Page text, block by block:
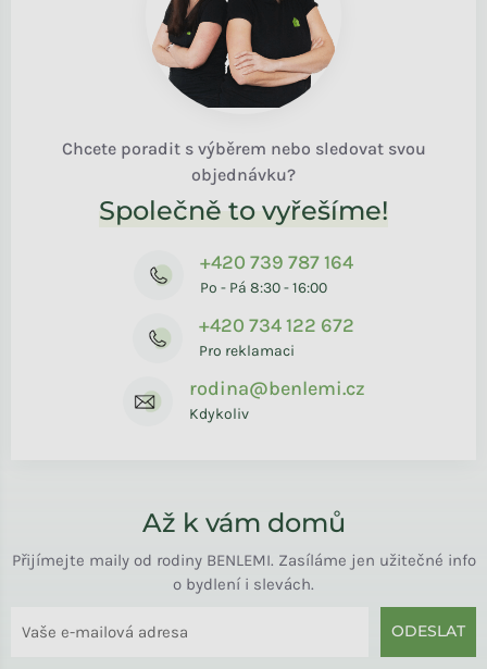
Chcete poradit s výběrem nebo sledovat svou
objednávku?
Společně to vyřešíme!
+420 739 787 164
Po - Pá 8:30 - 16:00
+420 734 122 672
Pro reklamaci
rodina@benlemi.cz
Kdykoliv
Až k vám domů
Přijímejte maily od rodiny BENLEMI. Zasíláme jen užitečné info
o bydlení i slevách.
ODESLAT